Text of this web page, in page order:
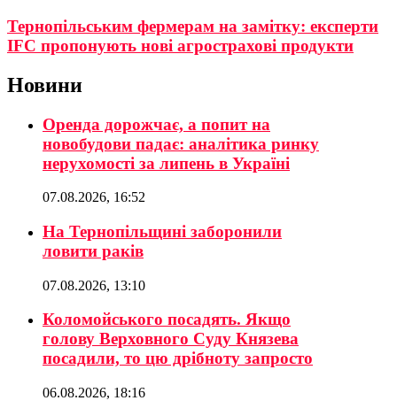
Тернопільським фермерам на замітку: експерти
IFC пропонують нові агрострахові продукти
Новини
Оренда дорожчає, а попит на
новобудови падає: аналітика ринку
нерухомості за липень в Україні
07.08.2026, 16:52
На Тернопільщині заборонили
ловити раків
07.08.2026, 13:10
Коломойського посадять. Якщо
голову Верховного Суду Князева
посадили, то цю дрібноту запросто
06.08.2026, 18:16